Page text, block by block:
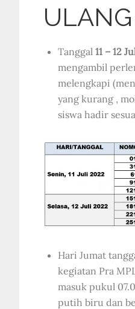
ULANG
Tanggal11 – 12
mengambil
melengkapi
yang kurang ,
siswa hadir
Hari Jumat
kegiatan Pra
masuk pukul
putih biru dan